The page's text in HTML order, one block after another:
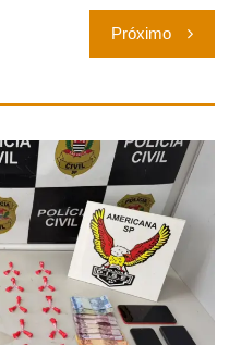
Próximo